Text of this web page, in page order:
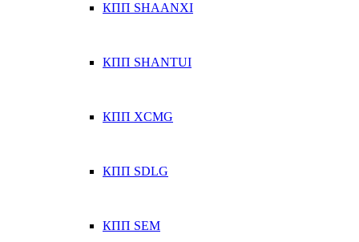
КПП SHAANXI
КПП SHANTUI
КПП XCMG
КПП SDLG
КПП SEM